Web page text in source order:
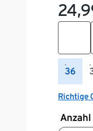
36
Richtige
Anzahl